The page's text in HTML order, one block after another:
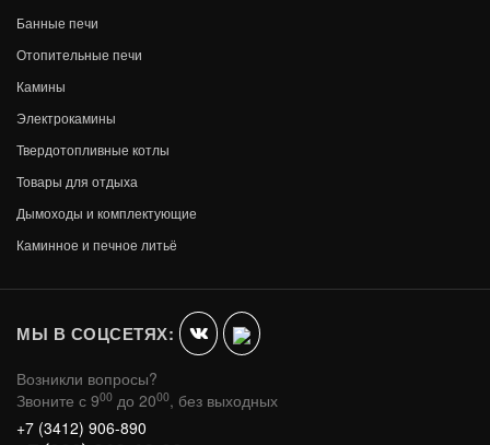
ЧУГУННАЯ ПЕЧЬ УРАГАН СТАНДАРТ 16
Банные печи
Отопительные печи
Камины
Электрокамины
Твердотопливные котлы
Товары для отдыха
Дымоходы и комплектующие
Каминное и печное литьё
МЫ В СОЦСЕТЯХ:
Возникли вопросы?
Звоните с 900 до 2000, без выходных
+7 (3412) 906-890